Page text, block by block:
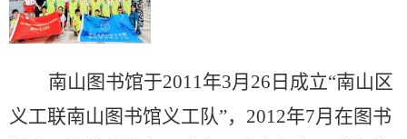
南山图书馆于2011年3月26日成立“南山区
义工联南山图书馆义工队”， 2012年7月在图书